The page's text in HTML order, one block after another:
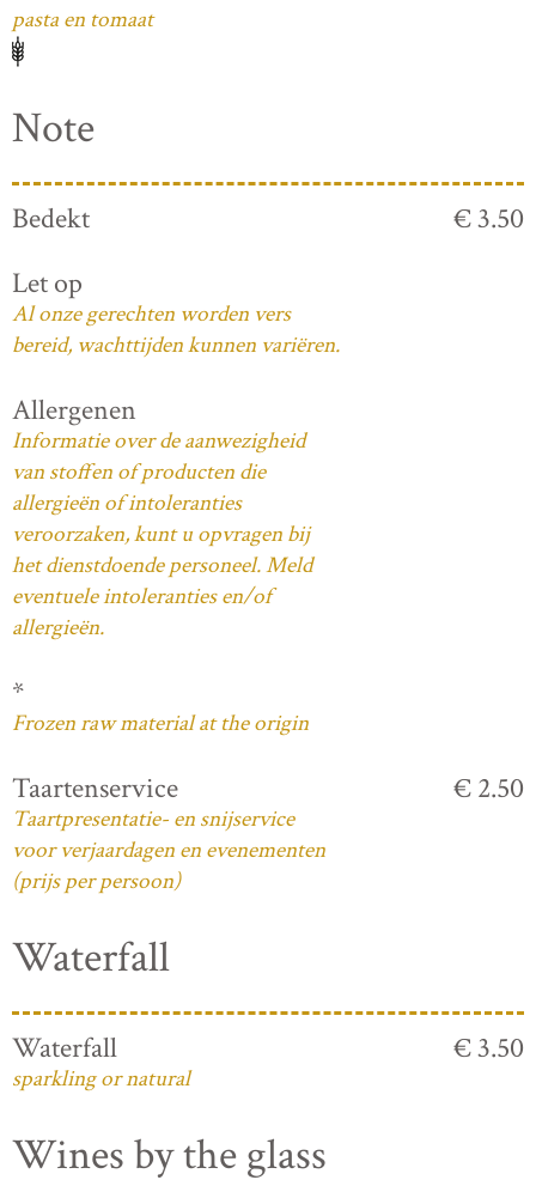
pasta en tomaat
Note
Bedekt
€ 3.50
Let op
Al onze gerechten worden vers
bereid, wachttijden kunnen variëren.
Allergenen
Informatie over de aanwezigheid
van stoffen of producten die
allergieën of intoleranties
veroorzaken, kunt u opvragen bij
het dienstdoende personeel. Meld
eventuele intoleranties en/of
allergieën.
*
Frozen raw material at the origin
Taartenservice
Taartpresentatie- en snijservice
voor verjaardagen en evenementen
(prijs per persoon)
€ 2.50
Waterfall
Waterfall
sparkling or natural
€ 3.50
Wines by the glass